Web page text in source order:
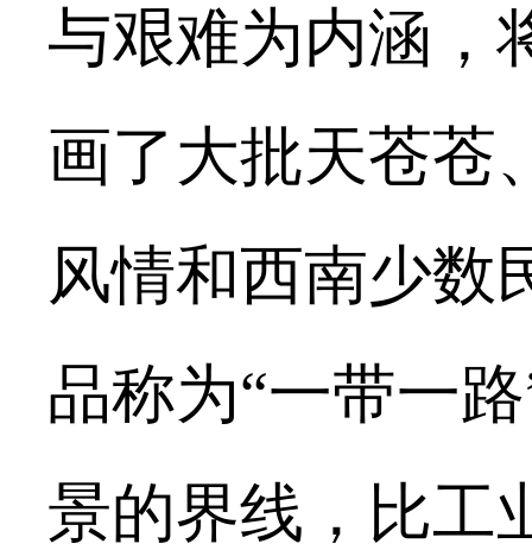
与艰难为内涵，
画了大批天苍苍
风情和西南少数
品称为“一带一
景的界线，比工